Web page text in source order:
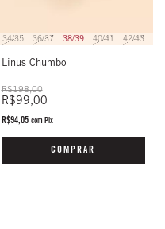
34/35 36/37 38/39 40/41 42/43
Linus Chumbo
R$198,00
R$99,00
R$94,05 com Pix
COMPRAR